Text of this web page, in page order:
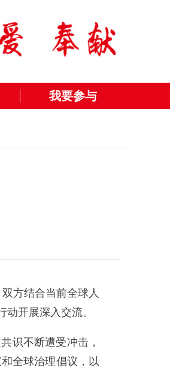
我要参与
方结合当前全球人
开展深入交流。
识不断遭受冲击，
全球治理倡议，以